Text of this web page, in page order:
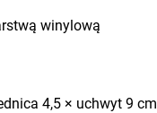
winylową
4,5 × uchwyt 9 cm